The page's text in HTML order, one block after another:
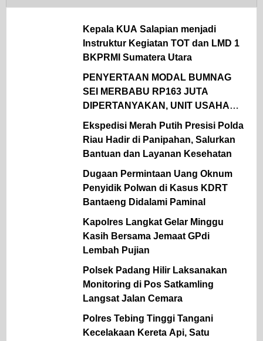
Kepala KUA Salapian menjadi
Instruktur Kegiatan TOT dan LMD 1
BKPRMI Sumatera Utara
PENYERTAAN MODAL BUMNAG
SEI MERBABU RP163 JUTA
DIPERTANYAKAN, UNIT USAHA
LELE MERUGI DAN BERUJUNG
TAK JELAS
Ekspedisi Merah Putih Presisi Polda
Riau Hadir di Panipahan, Salurkan
Bantuan dan Layanan Kesehatan
Dugaan Permintaan Uang Oknum
Penyidik Polwan di Kasus KDRT
Bantaeng Didalami Paminal
Kapolres Langkat Gelar Minggu
Kasih Bersama Jemaat GPdi
Lembah Pujian
Polsek Padang Hilir Laksanakan
Monitoring di Pos Satkamling
Langsat Jalan Cemara
Polres Tebing Tinggi Tangani
Kecelakaan Kereta Api, Satu